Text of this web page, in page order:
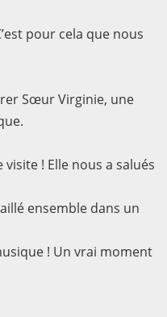
pour cela que nous
Sœur Virginie, une
! Elle nous a salués
ensemble dans un
! Un vrai moment